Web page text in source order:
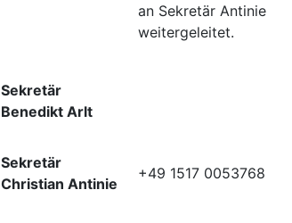
an Sekretär Antinie
weitergeleitet.
Sekretär
Benedikt Arlt
Sekretär
Christian Antinie
+49 1517 0053768